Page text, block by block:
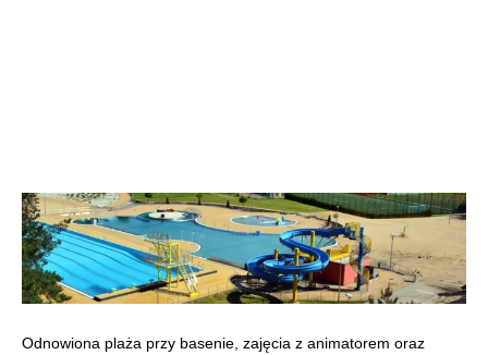
Odnowiona plaża przy basenie, zajęcia z animatorem oraz